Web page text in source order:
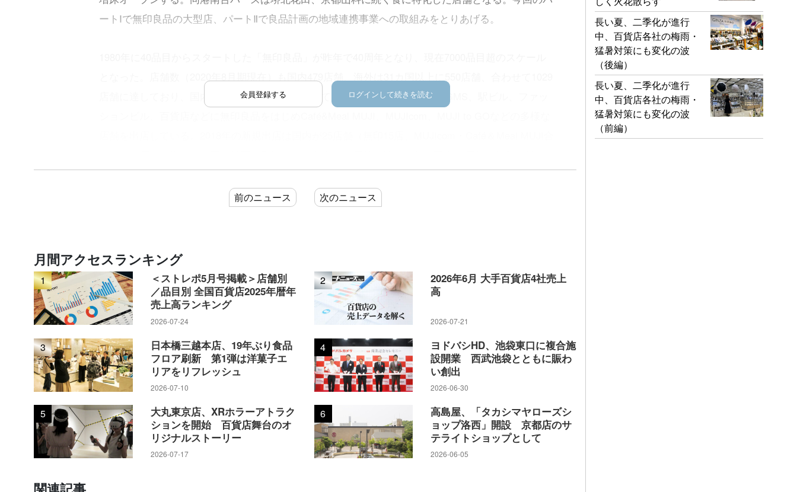
会員登録する ログインして続きを読む
ートⅠで無印良品の大型店、パートⅡで良品計画の地域連携事業への取組みをとりあげる。
店舗に達しており、国内外とも出店に弾みがついている。国内でいえばSC、GMS、駅ビル、ファッ
店、Café&Meal MUJI・MUJI to GO・MUJI Diner合わせて6店）、海外は53店舗。そして20年は国内
18店舗（無印14店、Café&Meal MUJI・MUJIcom・IDEE合わせて4店）、海外が35店舗で、コロナ禍
国内でこのところ目立っているのが無印良品の大型店舗の出店だ。それが「無印良品 堺北花田」
（売場面積約3931㎡）、「無印良品 銀座」（同約3980㎡）、「無印良品 京都山科」（同約3775
㎡）、「無印良品 東京有明」（同約4629㎡）、「無印良品 直江津」（同約4935㎡）、「無印良品 港
南台バーズ」（同約4973㎡）などの無印ショップだ。その他にも「無印良品 近鉄四日市」（同約
㎡）、「無印良品 イオンモール四条畷」（同約2565㎡）、「無印良品 コースカベイサイド横須賀」
（同約2261㎡）など、2000㎡を上回る規模の大型店も次々にオープンしている。
前のニュース 次のニュース
月間アクセスランキング
1
＜ストレポ5月号掲載＞店舗別
／品目別 全国百貨店2025年暦年
売上高ランキング
2026-07-24
2
2026年6月 大手百貨店4社売上
高
2026-07-21
3
日本橋三越本店、19年ぶり食品
フロア刷新 第1弾は洋菓子エ
リアをリフレッシュ
2026-07-10
4
ヨドバシHD、池袋東口に複合施
設開業 西武池袋とともに賑わ
い創出
2026-06-30
5
大丸東京店、XRホラーアトラク
ションを開始 百貨店舞台のオ
リジナルストーリー
2026-07-17
6
高島屋、「タカシマヤローズシ
ョップ洛西」開設 京都店のサ
テライトショップとして
2026-06-05
長い夏、二季化が進行
中、百貨店各社の梅雨・
猛暑対策にも変化の波
（後編）
長い夏、二季化が進行
中、百貨店各社の梅雨・
猛暑対策にも変化の波
（前編）